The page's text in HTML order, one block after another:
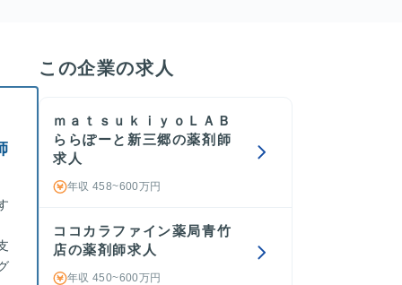
この企業の求人
ｍａｔｓｕｋｉｙｏＬＡＢ
ららぽーと新三郷の薬剤師
求人
年収 458~600万円
ココカラファイン薬局青竹
店の薬剤師求人
年収 450~600万円